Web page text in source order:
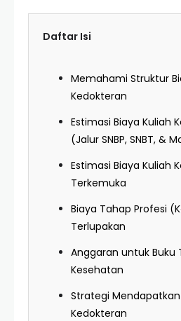
Daftar Isi
Memahami Struktur
Kedokteran
Estimasi Biaya Kuliah
(Jalur SNBP, SNBT, &
Estimasi Biaya Kuliah
Terkemuka
Biaya Tahap Profesi
Terlupakan
Anggaran untuk Buku
Kesehatan
Strategi Mendapatkan
Kedokteran